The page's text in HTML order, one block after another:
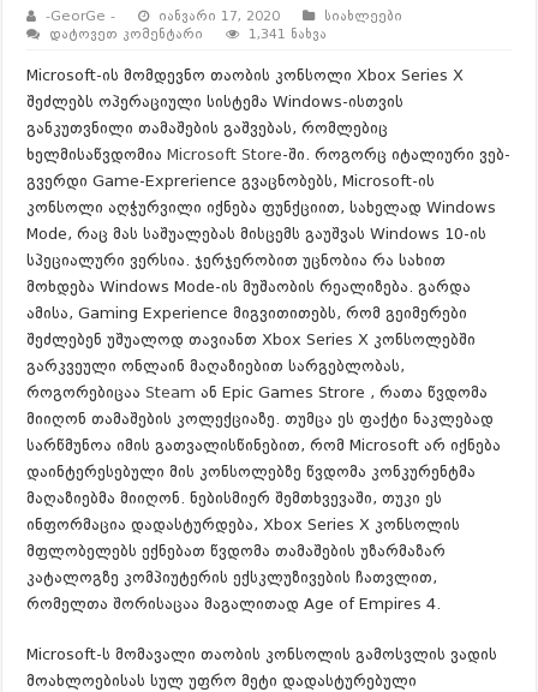
-GeorGe - იანვარი 17, 2020
სიახლეები
დატოვეთ კომენტარი
1,341 ნახვა
Microsoft-ის მომდევნო თაობის კონსოლი Xbox Series X
შეძლებს ოპერაციული სისტემა Windows-ისთვის
განკუთვნილი თამაშების გაშვებას, რომლებიც
ხელმისაწვდომიაMicrosoft Store-ში. როგორც იტალიური ვებ-
გვერდი Game-Exprerience გვაცნობებს, Microsoft-ის
კონსოლი აღჭურვილი იქნება ფუნქციით, სახელად Windows
Mode, რაც მას საშუალებას მისცემს გაუშვას Windows 10-ის
სპეციალური ვერსია. ჯერჯერობით უცნობია რა სახით
მოხდება Windows Mode-ის მუშაობის რეალიზება. გარდა
ამისა, Gaming Experience მიგვითითებს, რომ გეიმერები
შეძლებენ უშუალოდ თავიანთ Xbox Series X კონსოლებში
გარკვეული ონლაინ მაღაზიებით სარგებლობას,
როგორებიცააSteam ან Epic Games Strore , რათა წვდომა
მიიღონ თამაშების კოლექციაზე. თუმცა ეს ფაქტი ნაკლებად
სარწმუნოა იმის გათვალისწინებით, რომ Microsoft არ იქნება
დაინტერესებული მის კონსოლებზე წვდომა კონკურენტმა
მაღაზიებმა მიიღონ. ნებისმიერ შემთხვევაში, თუკი ეს
ინფორმაცია დადასტურდება, Xbox Series X კონსოლის
მფლობელებს ექნებათ წვდომა თამაშების უზარმაზარ
კატალოგზე კომპიუტერის ექსკლუზივების ჩათვლით,
რომელთა შორისაცაა მაგალითად Age of Empires 4.
Microsoft-ს მომავალი თაობის კონსოლის გამოსვლის ვადის
მოახლოებისას სულ უფრო მეტი დადასტურებული